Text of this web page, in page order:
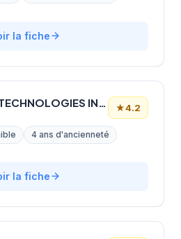
la fiche
ACTUAL EXPERTS TECHNOLOGIES INDUSTRIELLES ★4.2
4 ans d'ancienneté
la fiche